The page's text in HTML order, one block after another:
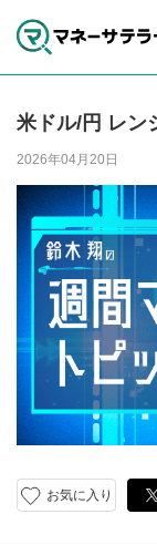
米ドル/円 レン
2026年04月20日
お気に入り